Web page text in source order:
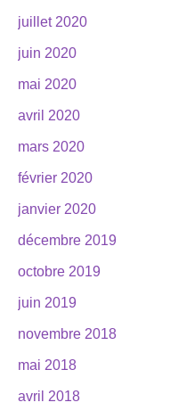
juillet 2020
juin 2020
mai 2020
avril 2020
mars 2020
février 2020
janvier 2020
décembre 2019
octobre 2019
juin 2019
novembre 2018
mai 2018
avril 2018